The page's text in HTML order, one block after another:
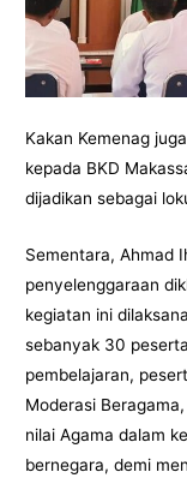
Kakan Kemenag
kepada BKD
dijadikan sebagai
Sementara, Ahmad
penyelenggaraan
kegiatan ini
sebanyak 30
pembelajaran,
Moderasi
nilai Agama dalam
bernegara, demi